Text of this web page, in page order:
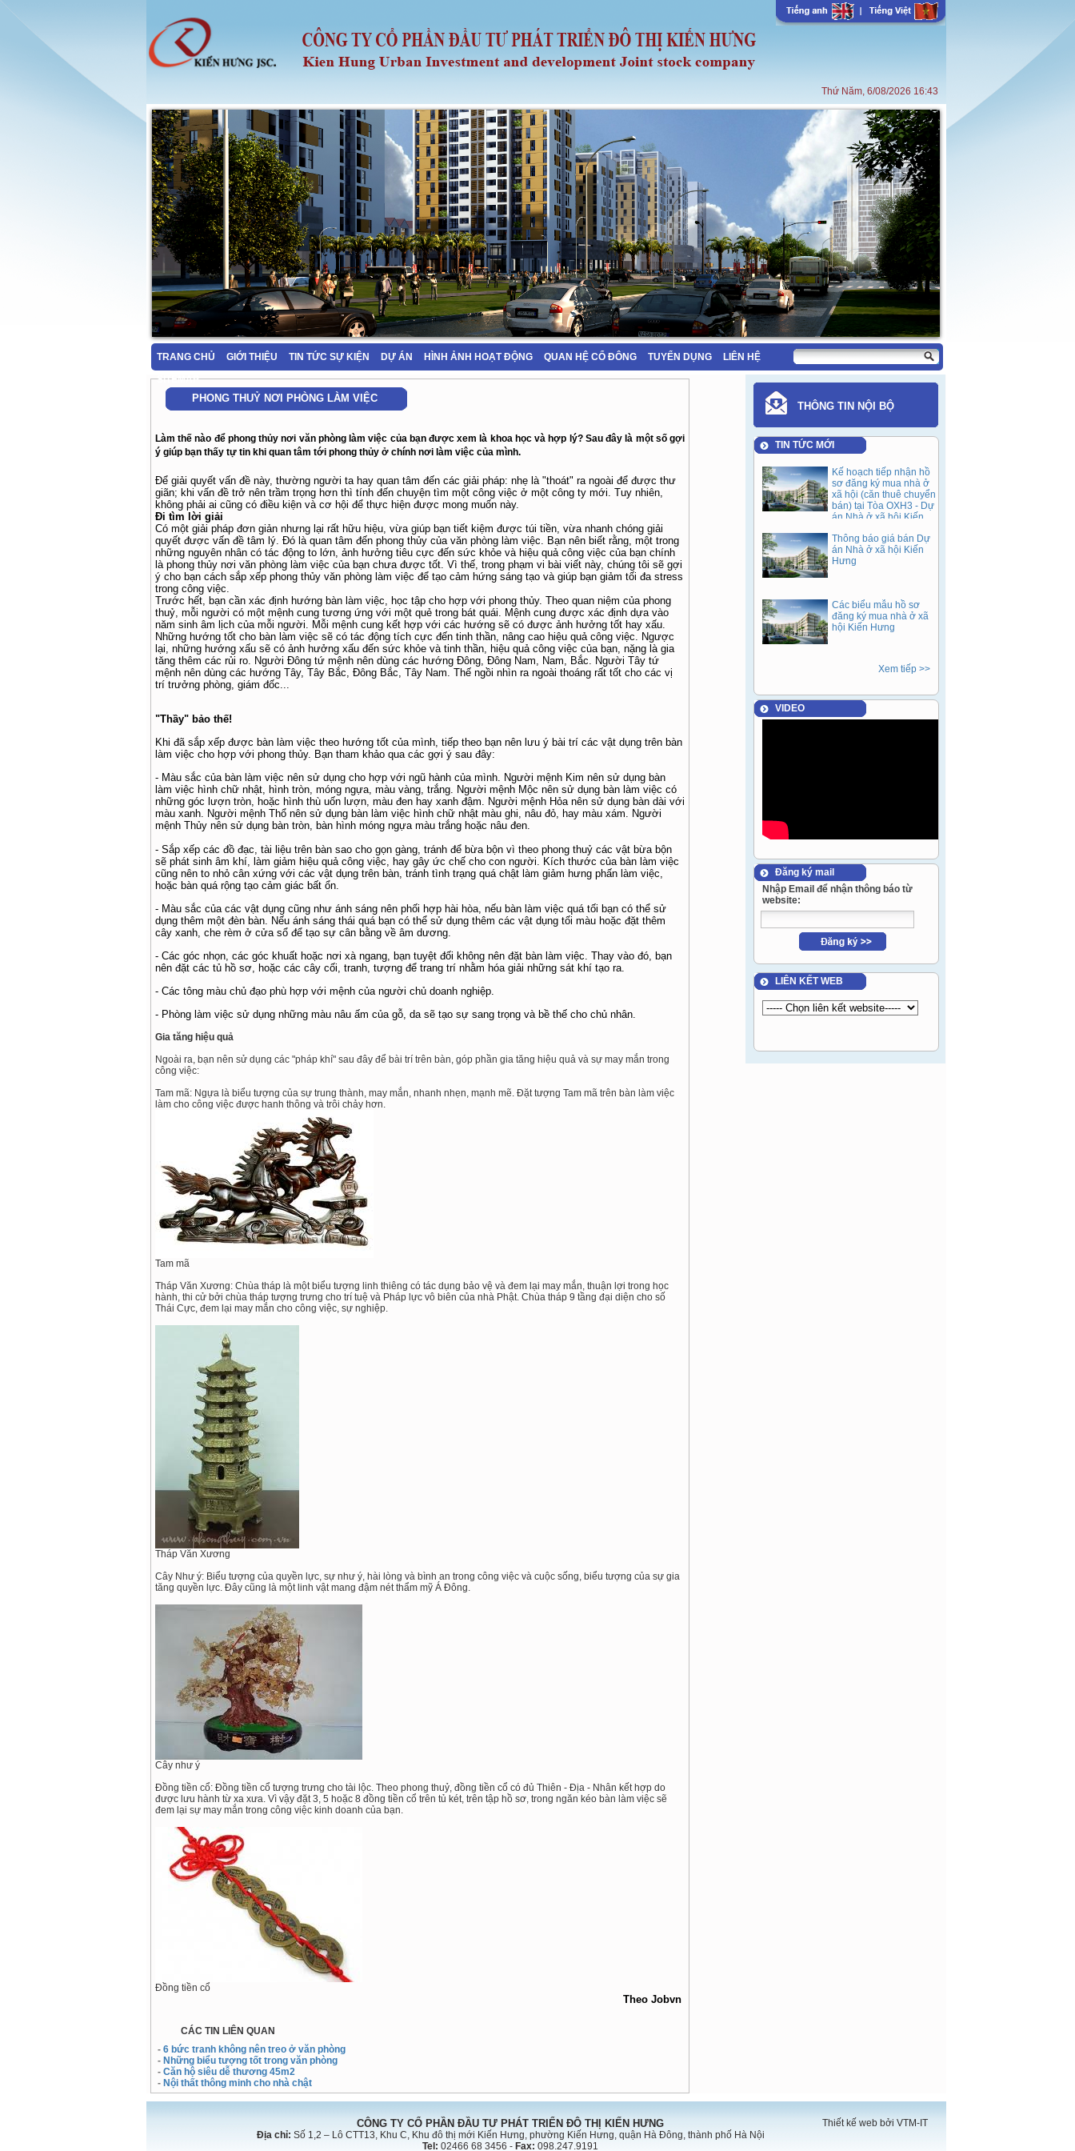
Thứ Năm, 6/08/2026 16:43
TRANG CHỦ GIỚI THIỆU TIN TỨC SỰ KIỆN DỰ ÁN HÌNH ẢNH HOẠT ĐỘNG QUAN HỆ CỔ ĐÔNG TUYỂN DỤNG
LIÊN HỆ
SITEMAP
PHONG THUỶ NƠI PHÒNG LÀM VIỆC
Làm thế nào để phong thủy nơi văn phòng làm việc của bạn được xem là khoa học và hợp lý? Sau đây là một số gợi
ý giúp bạn thấy tự tin khi quan tâm tới phong thủy ở chính nơi làm việc của mình.
Để giải quyết vấn đề này, thường người ta hay quan tâm đến các giải pháp: nhẹ là "thoát" ra ngoài để được thư
giãn; khi vấn đề trở nên trầm trọng hơn thì tính đến chuyện tìm một công việc ở một công ty mới. Tuy nhiên,
không phải ai cũng có điều kiện và cơ hội để thực hiện được mong muốn này.
Đi tìm lời giải
Có một giải pháp đơn giản nhưng lại rất hữu hiệu, vừa giúp bạn tiết kiệm được túi tiền, vừa nhanh chóng giải
quyết được vấn đề tâm lý. Đó là quan tâm đến phong thủy của văn phòng làm việc. Bạn nên biết rằng, một trong
những nguyên nhân có tác động to lớn, ảnh hưởng tiêu cực đến sức khỏe và hiệu quả công việc của bạn chính
là phong thủy nơi văn phòng làm việc của bạn chưa được tốt. Vì thế, trong phạm vi bài viết này, chúng tôi sẽ gợi
ý cho bạn cách sắp xếp phong thủy văn phòng làm việc để tạo cảm hứng sáng tạo và giúp bạn giảm tối đa stress
trong công việc.
Trước hết, bạn cần xác định hướng bàn làm việc, học tập cho hợp với phong thủy. Theo quan niệm của phong
thuỷ, mỗi người có một mệnh cung tương ứng với một quẻ trong bát quái. Mệnh cung được xác định dựa vào
năm sinh âm lịch của mỗi người. Mỗi mệnh cung kết hợp với các hướng sẽ có được ảnh hưởng tốt hay xấu.
Những hướng tốt cho bàn làm việc sẽ có tác động tích cực đến tinh thần, nâng cao hiệu quả công việc. Ngược
lại, những hướng xấu sẽ có ảnh hưởng xấu đến sức khỏe và tinh thần, hiệu quả công việc của bạn, nặng là gia
tăng thêm các rủi ro. Người Đông tứ mệnh nên dùng các hướng Đông, Đông Nam, Nam, Bắc. Người Tây tứ
mệnh nên dùng các hướng Tây, Tây Bắc, Đông Bắc, Tây Nam. Thế ngồi nhìn ra ngoài thoáng rất tốt cho các vị
trí trưởng phòng, giám đốc...
"Thầy" bảo thế!
Khi đã sắp xếp được bàn làm việc theo hướng tốt của mình, tiếp theo bạn nên lưu ý bài trí các vật dụng trên bàn
làm việc cho hợp với phong thủy. Bạn tham khảo qua các gợi ý sau đây:
- Màu sắc của bàn làm việc nên sử dụng cho hợp với ngũ hành của mình. Người mệnh Kim nên sử dụng bàn
làm việc hình chữ nhật, hình tròn, móng ngựa, màu vàng, trắng. Người mệnh Mộc nên sử dụng bàn làm việc có
những góc lượn tròn, hoặc hình thù uốn lượn, màu đen hay xanh đậm. Người mệnh Hỏa nên sử dụng bàn dài với
màu xanh. Người mệnh Thổ nên sử dụng bàn làm việc hình chữ nhật màu ghi, nâu đỏ, hay màu xám. Người
mệnh Thủy nên sử dụng bàn tròn, bàn hình móng ngựa màu trắng hoặc nâu đen.
- Sắp xếp các đồ đạc, tài liệu trên bàn sao cho gọn gàng, tránh để bừa bộn vì theo phong thuỷ các vật bừa bộn
sẽ phát sinh âm khí, làm giảm hiệu quả công việc, hay gây ức chế cho con người. Kích thước của bàn làm việc
cũng nên to nhỏ cân xứng với các vật dụng trên bàn, tránh tình trạng quá chật làm giảm hưng phấn làm việc,
hoặc bàn quá rộng tạo cảm giác bất ổn.
- Màu sắc của các vật dụng cũng như ánh sáng nên phối hợp hài hòa, nếu bàn làm việc quá tối bạn có thể sử
dụng thêm một đèn bàn. Nếu ánh sáng thái quá bạn có thể sử dụng thêm các vật dụng tối màu hoặc đặt thêm
cây xanh, che rèm ở cửa sổ để tạo sự cân bằng về âm dương.
- Các góc nhọn, các góc khuất hoặc nơi xà ngang, bạn tuyệt đối không nên đặt bàn làm việc. Thay vào đó, bạn
nên đặt các tủ hồ sơ, hoặc các cây cối, tranh, tượng để trang trí nhằm hóa giải những sát khí tạo ra.
- Các tông màu chủ đạo phù hợp với mệnh của người chủ doanh nghiệp.
- Phòng làm việc sử dụng những màu nâu ấm của gỗ, da sẽ tạo sự sang trọng và bề thế cho chủ nhân.
Gia tăng hiệu quả
Ngoài ra, bạn nên sử dụng các "pháp khí" sau đây để bài trí trên bàn, góp phần gia tăng hiệu quả và sự may mắn trong
công việc:
Tam mã: Ngựa là biểu tượng của sự trung thành, may mắn, nhanh nhẹn, mạnh mẽ. Đặt tượng Tam mã trên bàn làm việc
làm cho công việc được hanh thông và trôi chảy hơn.
Tam mã
Tháp Văn Xương: Chùa tháp là một biểu tượng linh thiêng có tác dụng bảo vệ và đem lại may mắn, thuận lợi trong học
hành, thi cử bởi chùa tháp tượng trưng cho trí tuệ và Pháp lực vô biên của nhà Phật. Chùa tháp 9 tầng đại diện cho số
Thái Cực, đem lại may mắn cho công việc, sự nghiệp.
Tháp Văn Xương
Cây Như ý: Biểu tượng của quyền lực, sự như ý, hài lòng và bình an trong công việc và cuộc sống, biểu tượng của sự gia
tăng quyền lực. Đây cũng là một linh vật mang đậm nét thẩm mỹ Á Đông.
Cây như ý
Đồng tiền cổ: Đồng tiền cổ tượng trưng cho tài lộc. Theo phong thuỷ, đồng tiền cổ có đủ Thiên - Địa - Nhân kết hợp do
được lưu hành từ xa xưa. Vì vậy đặt 3, 5 hoặc 8 đồng tiền cổ trên tủ két, trên tập hồ sơ, trong ngăn kéo bàn làm việc sẽ
đem lại sự may mắn trong công việc kinh doanh của bạn.
Đồng tiền cổ
Theo Jobvn
CÁC TIN LIÊN QUAN
- 6 bức tranh không nên treo ở văn phòng
- Những biểu tượng tốt trong văn phòng
- Căn hộ siêu dễ thương 45m2
- Nội thất thông minh cho nhà chật
THÔNG TIN NỘI BỘ
TIN TỨC MỚI
Kế hoạch tiếp nhận hồ
sơ đăng ký mua nhà ở
xã hội (căn thuê chuyển
bán) tại Tòa OXH3 - Dự
án Nhà ở xã hội Kiến
thuê (Đợt 1).
Thông báo giá bán Dự
án Nhà ở xã hội Kiến
Hưng
Các biểu mẫu hồ sơ
đăng ký mua nhà ở xã
hội Kiến Hưng
Xem tiếp >>
VIDEO
Đăng ký mail
Nhập Email để nhận thông báo từ
website:
LIÊN KẾT WEB
CÔNG TY CỔ PHẦN ĐẦU TƯ PHÁT TRIỂN ĐÔ THỊ KIẾN HƯNG
Địa chỉ: Số 1,2 – Lô CTT13, Khu C, Khu đô thị mới Kiến Hưng, phường Kiến Hưng, quận Hà Đông, thành phố Hà Nội
Tel: 02466 68 3456 - Fax: 098.247.9191
Thiết kế web bởi VTM-IT